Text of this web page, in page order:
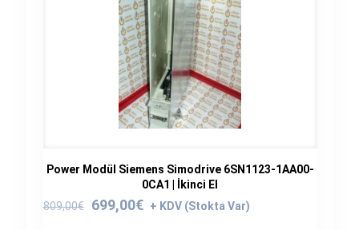
Power Modül Siemens Simodrive 6SN1123-1AA00-
0CA1 | İkinci El
809,00€
Orijinal
699,00€
Şu